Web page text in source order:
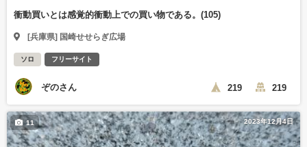
衝動買いとは感覚的衝動上での買い物である。(105)
[兵庫県] 国崎せせらぎ広場
ソロ フリーサイト
ぞのさん 219 219
2023年12月4日
11